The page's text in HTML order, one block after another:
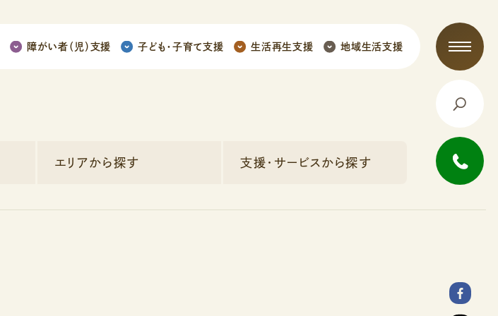
障がい者（児）支援 子ども ・ 子育て支援 生活再生支援 地域生活支援
エリアから探す 支援・サービスから探す